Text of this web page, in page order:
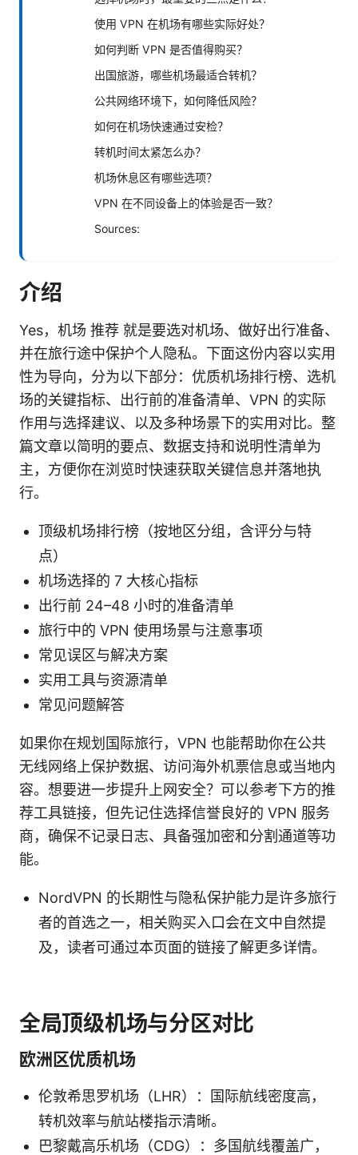
使用 VPN 在机场有哪些实际好处？
如何判断 VPN 是否值得购买？
出国旅游，哪些机场最适合转机？
公共网络环境下，如何降低风险？
如何在机场快速通过安检？
转机时间太紧怎么办？
机场休息区有哪些选项？
VPN 在不同设备上的体验是否一致？
Sources:
介绍
Yes，机场 推荐 就是要选对机场、做好出行准备、
并在旅行途中保护个人隐私。下面这份内容以实用
性为导向，分为以下部分：优质机场排行榜、选机
场的关键指标、出行前的准备清单、VPN 的实际
作用与选择建议、以及多种场景下的实用对比。整
篇文章以简明的要点、数据支持和说明性清单为
主，方便你在浏览时快速获取关键信息并落地执
行。
顶级机场排行榜（按地区分组，含评分与特
点）
机场选择的 7 大核心指标
出行前 24–48 小时的准备清单
旅行中的 VPN 使用场景与注意事项
常见误区与解决方案
实用工具与资源清单
常见问题解答
如果你在规划国际旅行，VPN 也能帮助你在公共
无线网络上保护数据、访问海外机票信息或当地内
容。想要进一步提升上网安全？可以参考下方的推
荐工具链接，但先记住选择信誉良好的 VPN 服务
商，确保不记录日志、具备强加密和分割通道等功
能。
NordVPN 的长期性与隐私保护能力是许多旅行
者的首选之一，相关购买入口会在文中自然提
及，读者可通过本页面的链接了解更多详情。
全局顶级机场与分区对比
欧洲区优质机场
伦敦希思罗机场（LHR）：国际航线密度高，
转机效率与航站楼指示清晰。
巴黎戴高乐机场（CDG）：多国航线覆盖广，